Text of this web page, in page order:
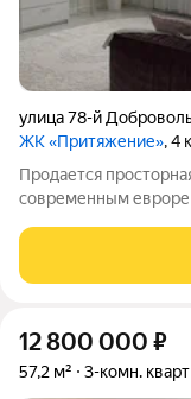
улица 78-й
ЖК «Притяжение», 4
Продается
современным
кухня занимает 15
этажного дома,
12 800 000 ₽
57,2 м² 3-комн.